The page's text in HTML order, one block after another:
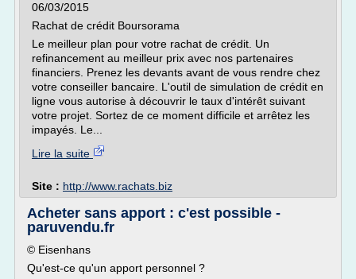
06/03/2015
Rachat de crédit Boursorama
Le meilleur plan pour votre rachat de crédit. Un
refinancement au meilleur prix avec nos partenaires
financiers. Prenez les devants avant de vous rendre chez
votre conseiller bancaire. L'outil de simulation de crédit en
ligne vous autorise à découvrir le taux d'intérêt suivant
votre projet. Sortez de ce moment difficile et arrêtez les
impayés. Le...
Lire la suite
Site : http://www.rachats.biz
Acheter sans apport : c'est possible -
paruvendu.fr
© Eisenhans
Qu'est-ce qu'un apport personnel ?